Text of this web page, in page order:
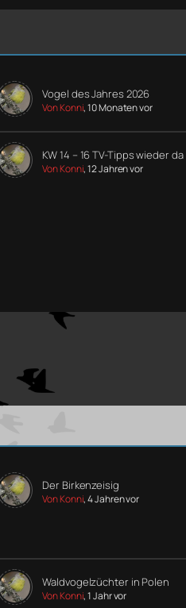
Vogel des Jahres 2026
Von Konni, 10 Monaten vor
KW 14 – 16 TV-Tipps wieder da
Von Konni, 12 Jahren vor
Der Birkenzeisig
Von Konni, 4 Jahren vor
Waldvogelzüchter in Polen
Von Konni, 1 Jahr vor